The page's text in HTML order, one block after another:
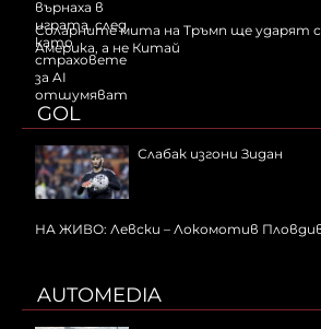
Соларните мита на Тръмп ще ударят
Америка, а не Китай
GOL
Слабак изгони Зидан
НА ЖИВО: Левски – Локомотив
AUTOMEDIA